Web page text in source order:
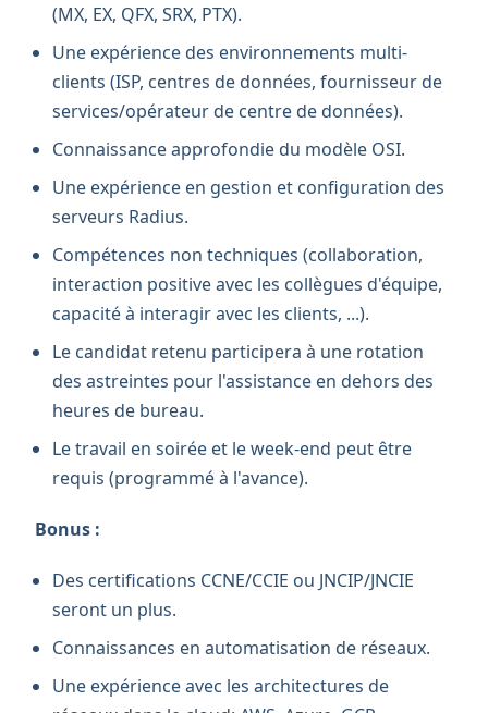
(MX, EX, QFX, SRX, PTX).
Une expérience des environnements multi-
clients (ISP, centres de données, fournisseur de
services/opérateur de centre de données).
Connaissance approfondie du modèle OSI.
Une expérience en gestion et configuration des
serveurs Radius.
Compétences non techniques (collaboration,
interaction positive avec les collègues d'équipe,
capacité à interagir avec les clients, ...).
Le candidat retenu participera à une rotation
des astreintes pour l'assistance en dehors des
heures de bureau.
Le travail en soirée et le week-end peut être
requis (programmé à l'avance).
Bonus :
Des certifications CCNE/CCIE ou JNCIP/JNCIE
seront un plus.
Connaissances en automatisation de réseaux.
Une expérience avec les architectures de